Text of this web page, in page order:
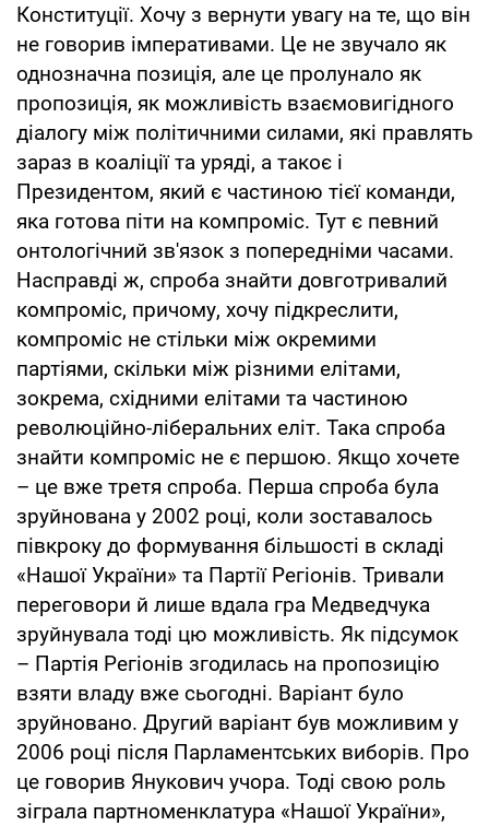
Конституції. Хочу з вернути увагу на те, що він
не говорив імперативами. Це не звучало як
однозначна позиція, але це пролунало як
пропозиція, як можливість взаємовигідного
діалогу між політичними силами, які правлять
зараз в коаліції та уряді, а такоє і
Президентом, який є частиною тієї команди,
яка готова піти на компроміс. Тут є певний
онтологічний зв'язок з попередніми часами.
Насправді ж, спроба знайти довготривалий
компроміс, причому, хочу підкреслити,
компроміс не стільки між окремими
партіями, скільки між різними елітами,
зокрема, східними елітами та частиною
революційно-ліберальних еліт. Така спроба
знайти компроміс не є першою. Якщо хочете
– це вже третя спроба. Перша спроба була
зруйнована у 2002 році, коли зоставалось
півкроку до формування більшості в складі
«Нашої України» та Партії Регіонів. Тривали
переговори й лише вдала гра Медведчука
зруйнувала тоді цю можливість. Як підсумок
– Партія Регіонів згодилась на пропозицію
взяти владу вже сьогодні. Варіант було
зруйновано. Другий варіант був можливим у
2006 році після Парламентських виборів. Про
це говорив Янукович учора. Тоді свою роль
зіграла партноменклатура «Нашої України»,